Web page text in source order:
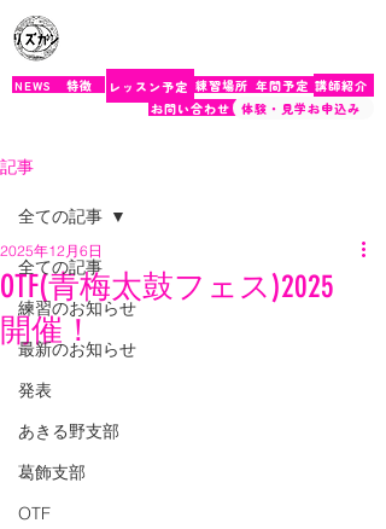
特徴
NEWS レッスン予定 練習場所 年間予定 講師紹介
お問い合わせ
体験・見学お申込み
記事
全ての記事
練習のお知らせ
最新のお知らせ
発表
あきる野支部
葛飾支部
OTF
全ての記事
OTF(青梅太鼓フェス)2025
開催！
2025年12月6日